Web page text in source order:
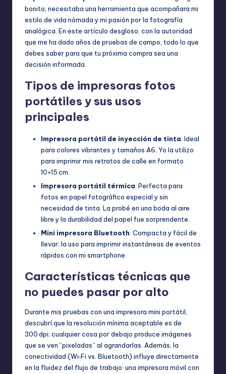
bonito; necesitaba una herramienta que acompañara mi
estilo de vida nómada y mi pasión por la fotografía
analógica. En este artículo desgloso, con la autoridad
que me ha dado años de pruebas de campo, todo lo que
debes saber para que tu próxima compra sea una
decisión informada.
Tipos de impresoras fotos
portátiles y sus usos
principales
Impresora portátil de inyección de tinta: Ideal
para colores vibrantes y tamaños A6. Yo la utilizo
para imprimir mis retratos de calle en formato
10×15 cm.
Impresora portátil térmica: Perfecta para
fotos en papel fotográfico especial y sin
necesidad de tinta. La probé en una boda al aire
libre y la durabilidad del papel fue sorprendente.
Mini impresora Bluetooth: Compacta y fácil de
llevar; la uso para imprimir instantáneas de eventos
rápidos con mi smartphone.
Características técnicas que
no puedes pasar por alto
Durante mis pruebas con una impresora mini portátil,
descubrí que la resolución mínima aceptable es de
300 dpi; cualquier cosa por debajo produce imágenes
que se ven “pixeladas” al agrandarlas. Además, la
conectividad (Wi‑Fi vs. Bluetooth) influye directamente
en la fluidez del flujo de trabajo: una impresora móvil con